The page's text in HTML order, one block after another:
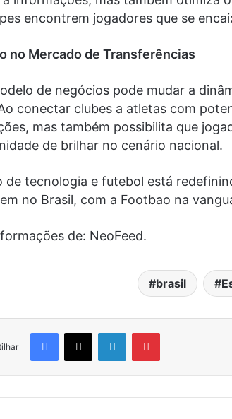
encontrem jogadores que se
no Mercado de Transferências
de negócios pode mudar a
conectar clubes a atletas com
mas também possibilita que
de brilhar no cenário nacional.
de tecnologia e futebol está
no Brasil, com a Footbao na
de: NeoFeed.
brasil
Facebook
X LinkedinPinterest